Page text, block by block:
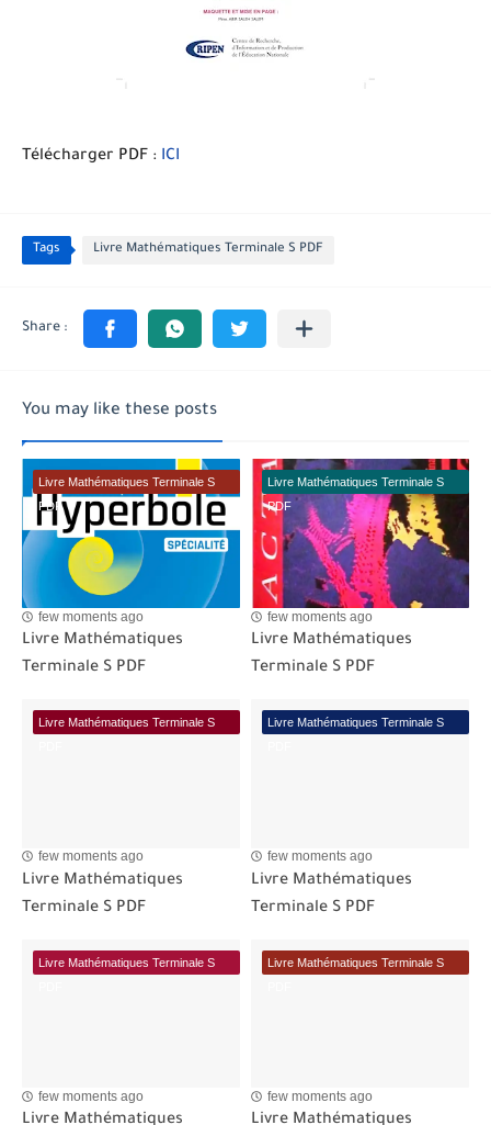
Télécharger PDF : ICI
Tags Livre Mathématiques Terminale S PDF
You may like these posts
Livre Mathématiques Terminale S
PDF
few moments ago
Livre Mathématiques
Terminale S PDF
Livre Mathématiques Terminale S
PDF
few moments ago
Livre Mathématiques
Terminale S PDF
Livre Mathématiques Terminale S
few moments ago
Livre Mathématiques
Terminale S PDF
Livre Mathématiques Terminale S
few moments ago
Livre Mathématiques
Terminale S PDF
Livre Mathématiques Terminale S
few moments ago
Livre Mathématiques
Livre Mathématiques Terminale S
few moments ago
Livre Mathématiques